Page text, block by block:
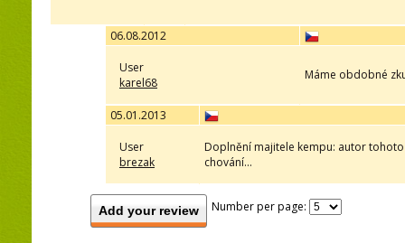
06.08.2012
User
karel68
Máme obdobné
05.01.2013
User
brezak
Doplnění majitele kempu: autor
chování...
Add your review Number per page: